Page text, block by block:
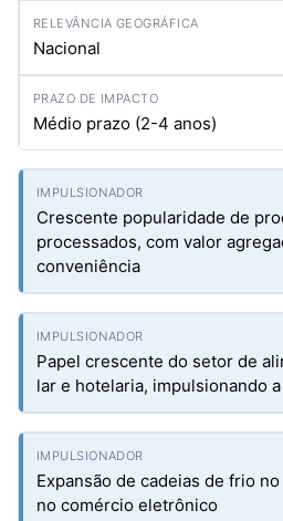
Nacional
Médio prazo (2-4 anos)
Crescente popularidade de
processados, com valor
conveniência
Papel crescente do setor de
lar e hotelaria, impulsionando
Expansão de cadeias de frio
no comércio eletrônico